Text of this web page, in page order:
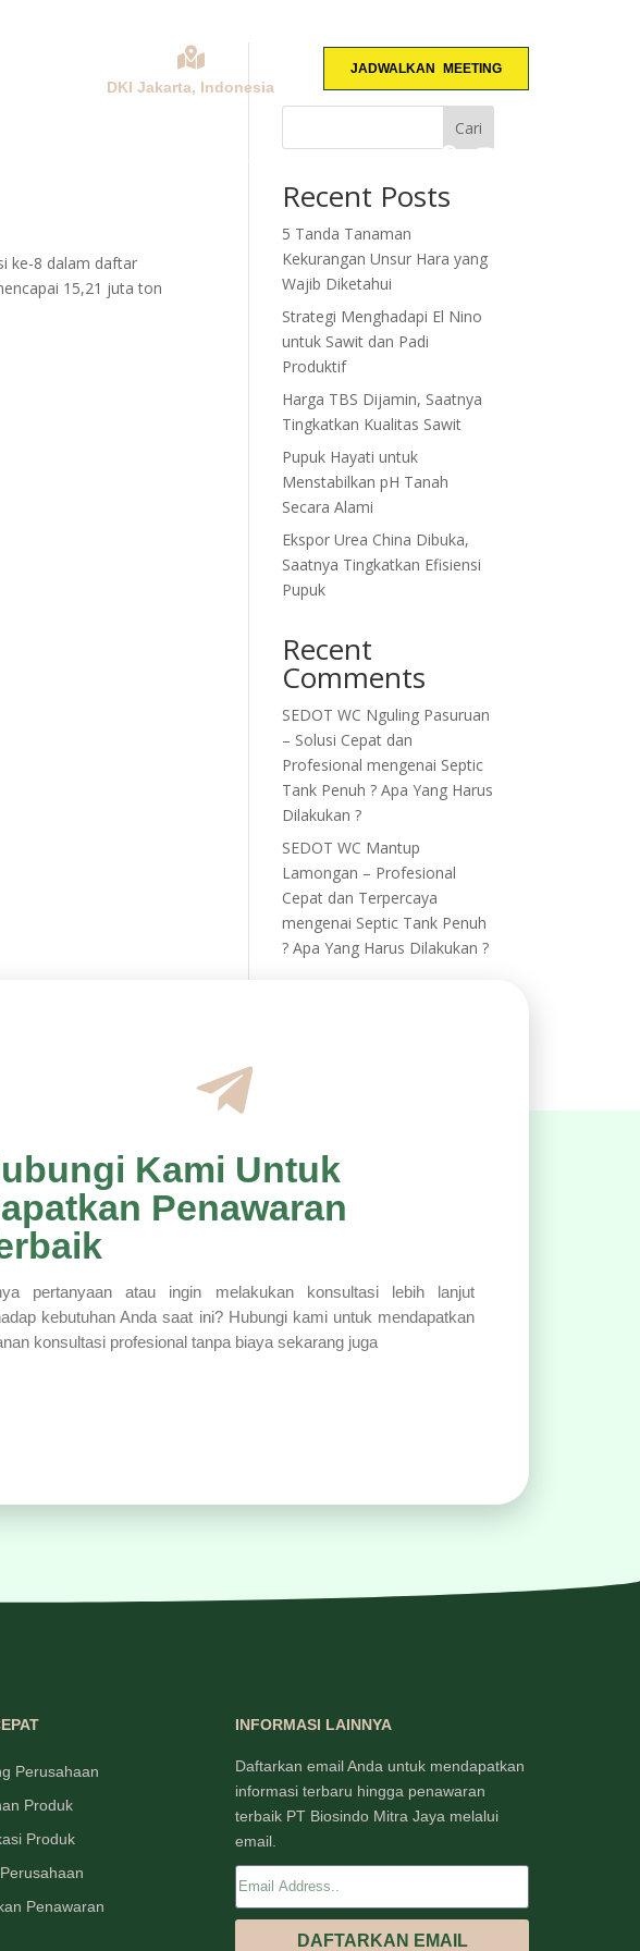
DKI Jakarta, Indonesia
JADWALKAN MEETING
ke-8 dalam daftar
15,21 juta ton
Cari
Recent Posts
5 Tanda Tanaman
Kekurangan Unsur Hara yang
Wajib Diketahui
Strategi Menghadapi El Nino
untuk Sawit dan Padi
Produktif
Harga TBS Dijamin, Saatnya
Tingkatkan Kualitas Sawit
Pupuk Hayati untuk
Menstabilkan pH Tanah
Secara Alami
Ekspor Urea China Dibuka,
Saatnya Tingkatkan Efisiensi
Pupuk
Recent
Comments
SEDOT WC Nguling Pasuruan
– Solusi Cepat dan
Profesional mengenai Septic
Tank Penuh ? Apa Yang Harus
Dilakukan ?
SEDOT WC Mantup
Lamongan – Profesional
Cepat dan Terpercaya
mengenai Septic Tank Penuh
? Apa Yang Harus Dilakukan ?
Kami Untuk
Penawaran
pertanyaan atau ingin melakukan konsultasi lebih lanjut
kebutuhan Anda saat ini? Hubungi kami untuk mendapatkan
konsultasi profesional tanpa biaya sekarang juga
Perusahaan
Produk
Produk
Penawaran
INFORMASI LAINNYA
Daftarkan email Anda untuk mendapatkan
informasi terbaru hingga penawaran
terbaik PT Biosindo Mitra Jaya melalui
email.
DAFTARKAN EMAIL